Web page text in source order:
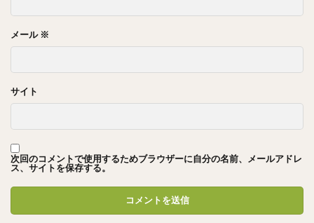
メール ※
サイト
次回のコメントで使用するためブラウザーに自分の名前、メールアドレ
ス、サイトを保存する。